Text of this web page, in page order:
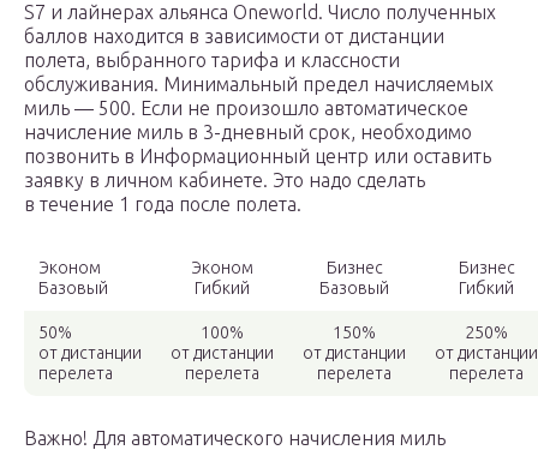
S7 и лайнерах альянса Oneworld. Число полученных
баллов находится в зависимости от дистанции
полета, выбранного тарифа и классности
обслуживания. Минимальный предел начисляемых
миль — 500. Если не произошло автоматическое
начисление миль в 3-дневный срок, необходимо
позвонить в Информационный центр или оставить
заявку в личном кабинете. Это надо сделать
в течение 1 года после полета.
Эконом
Базовый
Эконом
Гибкий
Бизнес
Базовый
Бизнес
Гибкий
50%
от дистанции
перелета
100%
от дистанции
перелета
150%
от дистанции
перелета
250%
от дистанции
перелета
Важно! Для автоматического начисления миль